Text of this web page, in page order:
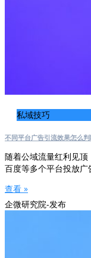
私域技巧
不同平台广告引流效果怎么
随着公域流量红利见顶
百度等多个平台投放广
查看 »
企微研究院-发布